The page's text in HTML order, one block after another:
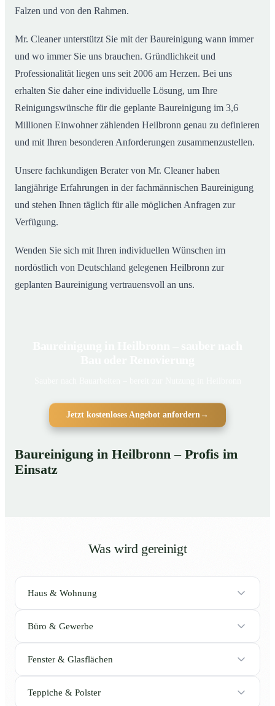
Falzen und von den Rahmen.
Mr. Cleaner unterstützt Sie mit der Baureinigung wann immer
und wo immer Sie uns brauchen. Gründlichkeit und
Professionalität liegen uns seit 2006 am Herzen. Bei uns
erhalten Sie daher eine individuelle Lösung, um Ihre
Reinigungswünsche für die geplante Baureinigung im 3,6
Millionen Einwohner zählenden Heilbronn genau zu definieren
und mit Ihren besonderen Anforderungen zusammenzustellen.
Unsere fachkundigen Berater von Mr. Cleaner haben
langjährige Erfahrungen in der fachmännischen Baureinigung
und stehen Ihnen täglich für alle möglichen Anfragen zur
Verfügung.
Wenden Sie sich mit Ihren individuellen Wünschen im
nordöstlich von Deutschland gelegenen Heilbronn zur
geplanten Baureinigung vertrauensvoll an uns.
Jetzt kostenloses Angebot anfordern→
Baureinigung in Heilbronn – Profis im
Einsatz
Was wird gereinigt
Haus & Wohnung
Büro & Gewerbe
Fenster & Glasflächen
Teppiche & Polster